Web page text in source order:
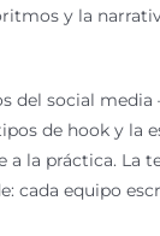
y la
del social
de hook y la
la práctica. La
cada equipo